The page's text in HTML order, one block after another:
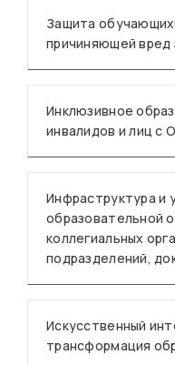
Защита
причиняющей вред
Инклюзивное
инвалидов и лиц с
Инфраструктура и
образовательной
коллегиальных
подразделений,
Искусственный
трансформация